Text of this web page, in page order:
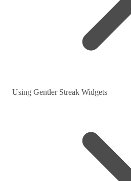
Using Gentler Streak Widgets